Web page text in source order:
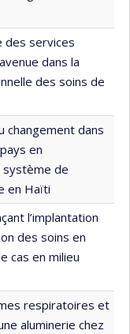
des services
dans la
des soins de
changement dans
en
système de
en Haïti
l’implantation
des soins en
cas en milieu
respiratoires et
aluminerie chez